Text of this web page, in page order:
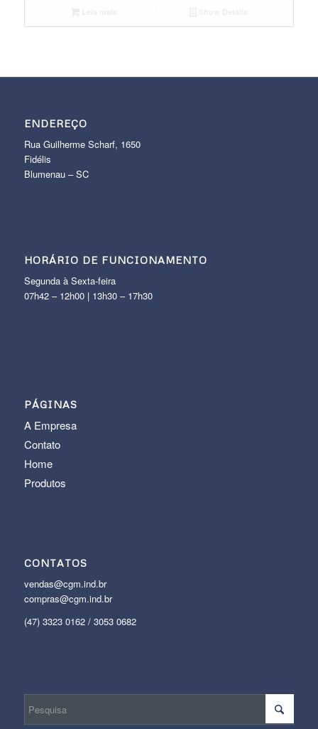
ENDEREÇO
Rua Guilherme Scharf, 1650
Fidélis
Blumenau – SC
HORÁRIO DE FUNCIONAMENTO
Segunda à Sexta-feira
07h42 – 12h00 | 13h30 – 17h30
PÁGINAS
A Empresa
Contato
Home
Produtos
CONTATOS
vendas@cgm.ind.br
compras@cgm.ind.br
(47) 3323 0162 / 3053 0682